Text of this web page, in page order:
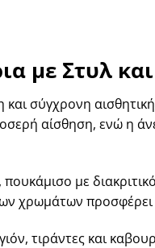
με Στυλ
σύγχρονη
αίσθηση, ενώ η
με
χρωμάτων
τιράντες και